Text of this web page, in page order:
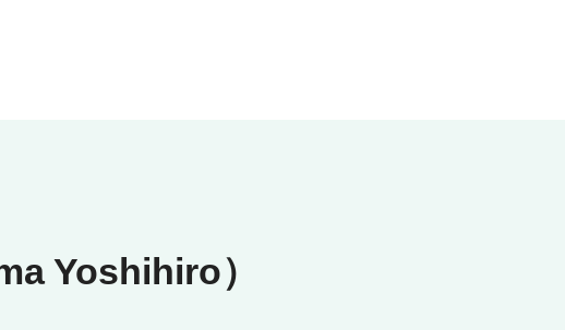
Yoshihiro）